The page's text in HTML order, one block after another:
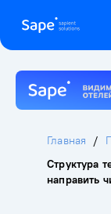
Главная
Структура
направить